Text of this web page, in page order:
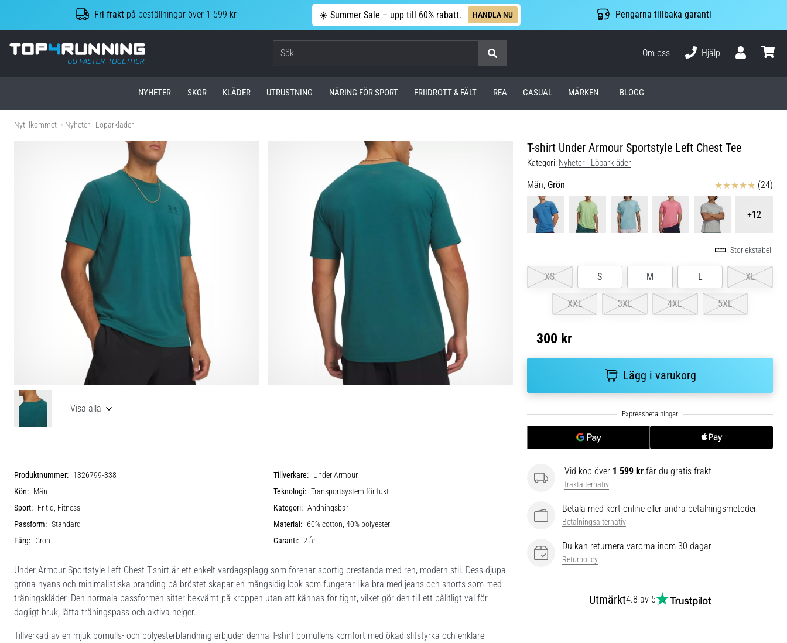
Fri frakt på beställningar över 1 599 kr ☀️ Summer Sale – upp till 60% rabatt. HANDLA NU Pengarna tillbaka garanti
Top4Running.se
Om oss
Hjälp
NYHETER SKOR KLÄDER UTRUSTNING NÄRING FÖR SPORT FRIIDROTT & FÄLT REA CASUAL MÄRKEN BLOGG
Nytillkommet Nyheter - Löparkläder
T-shirt Under Armour Sportstyle Left Chest Tee
Kategori: Nyheter - Löparkläder
Män, Grön Recensioner (24)
+12
Storlekstabell
XS S M L XL
XXL 3XL 4XL 5XL
300 kr
Lägg i varukorg
Vid köp över 1 599 kr får du gratis frakt
fraktalternativ
Betala med kort online eller andra betalningsmetoder
Betalningsalternativ
Du kan returnera varorna inom 30 dagar
Returpolicy
Utmärkt4.8 av 5
Visa alla
Produktnummer: 1326799-338 Tillverkare: Under Armour
Kön: Män Teknologi: Transportsystem för fukt
Sport: Fritid, Fitness Kategori: Andningsbar
Passform: Standard Material: 60% cotton, 40% polyester
Färg: Grön Garanti: 2 år
Under Armour Sportstyle Left Chest T-shirt är ett enkelt vardagsplagg som förenar sportig prestanda med ren, modern stil. Dess djupa
gröna nyans och minimalistiska branding på bröstet skapar en mångsidig look som fungerar lika bra med jeans och shorts som med
träningskläder. Den normala passformen sitter bekvämt på kroppen utan att kännas för tight, vilket gör den till ett pålitligt val för
dagligt bruk, lätta träningspass och aktiva helger.
Tillverkad av en mjuk bomulls- och polyesterblandning erbjuder denna T-shirt bomullens komfort med ökad slitstyrka och enklare